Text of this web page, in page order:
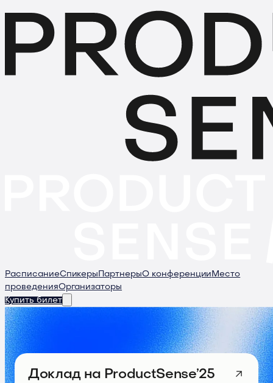
РасписаниеСпикеры ПартнерыО конференции Место
проведенияОрганизаторы
Купить билет
Доклад на ProductSense’25